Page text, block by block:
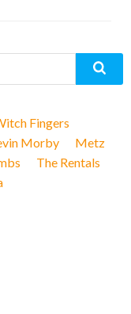
Fingers
Morby
Metz
The Rentals